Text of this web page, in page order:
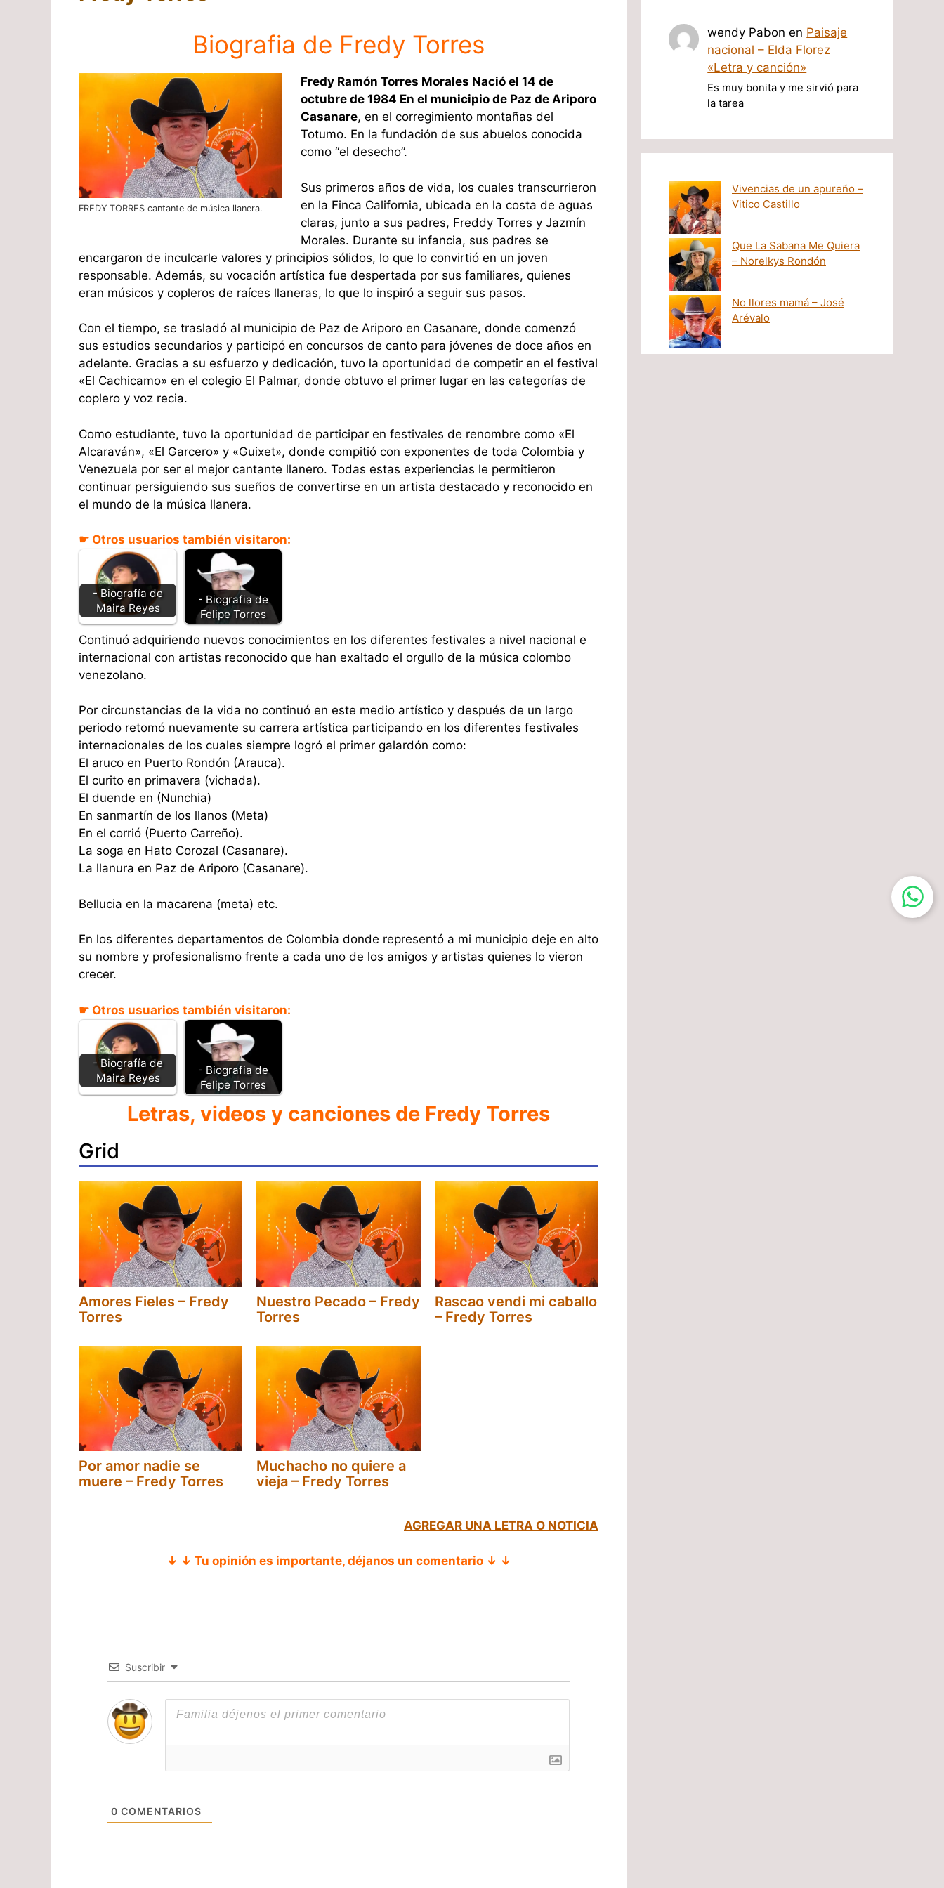
Biografia de Fredy Torres
FREDY TORRES cantante de música llanera.
Fredy Ramón Torres Morales Nació el 14 de
octubre de 1984 En el municipio de Paz de Ariporo
Casanare, en el corregimiento montañas del
Totumo. En la fundación de sus abuelos conocida
como “el desecho”.
Sus primeros años de vida, los cuales transcurrieron
en la Finca California, ubicada en la costa de aguas
claras, junto a sus padres, Freddy Torres y Jazmín
Morales. Durante su infancia, sus padres se
encargaron de inculcarle valores y principios sólidos, lo que lo convirtió en un joven
responsable. Además, su vocación artística fue despertada por sus familiares, quienes
eran músicos y copleros de raíces llaneras, lo que lo inspiró a seguir sus pasos.
Con el tiempo, se trasladó al municipio de Paz de Ariporo en Casanare, donde comenzó
sus estudios secundarios y participó en concursos de canto para jóvenes de doce años en
adelante. Gracias a su esfuerzo y dedicación, tuvo la oportunidad de competir en el festival
«El Cachicamo» en el colegio El Palmar, donde obtuvo el primer lugar en las categorías de
coplero y voz recia.
Como estudiante, tuvo la oportunidad de participar en festivales de renombre como «El
Alcaraván», «El Garcero» y «Guixet», donde compitió con exponentes de toda Colombia y
Venezuela por ser el mejor cantante llanero. Todas estas experiencias le permitieron
continuar persiguiendo sus sueños de convertirse en un artista destacado y reconocido en
el mundo de la música llanera.
☛ Otros usuarios también visitaron:
- Biografía de
Maira Reyes
- Biografia de
Felipe Torres
Continuó adquiriendo nuevos conocimientos en los diferentes festivales a nivel nacional e
internacional con artistas reconocido que han exaltado el orgullo de la música colombo
venezolano.
Por circunstancias de la vida no continuó en este medio artístico y después de un largo
periodo retomó nuevamente su carrera artística participando en los diferentes festivales
internacionales de los cuales siempre logró el primer galardón como:
El aruco en Puerto Rondón (Arauca).
El curito en primavera (vichada).
El duende en (Nunchia)
En sanmartín de los llanos (Meta)
En el corrió (Puerto Carreño).
La soga en Hato Corozal (Casanare).
La llanura en Paz de Ariporo (Casanare).
Bellucia en la macarena (meta) etc.
En los diferentes departamentos de Colombia donde representó a mi municipio deje en alto
su nombre y profesionalismo frente a cada uno de los amigos y artistas quienes lo vieron
crecer.
☛ Otros usuarios también visitaron:
- Biografía de
Maira Reyes
- Biografia de
Felipe Torres
Letras, videos y canciones de Fredy Torres
Grid
Amores Fieles – Fredy
Torres
Nuestro Pecado – Fredy
Torres
Rascao vendi mi caballo
– Fredy Torres
Por amor nadie se
muere – Fredy Torres
Muchacho no quiere a
vieja – Fredy Torres
AGREGAR UNA LETRA O NOTICIA
↓ ↓ Tu opinión es importante, déjanos un comentario ↓ ↓
Suscribir
0 COMENTARIOS
wendy Pabon en Paisaje
nacional – Elda Florez
«Letra y canción»
Es muy bonita y me sirvió para
la tarea
Vivencias de un apureño –
Vitico Castillo
Que La Sabana Me Quiera
– Norelkys Rondón
No llores mamá – José
Arévalo